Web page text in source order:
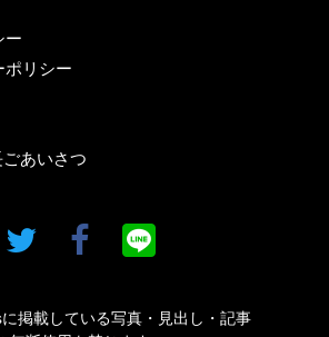
ー
ポリシー
あいさつ
掲載している写真・見出し・記事